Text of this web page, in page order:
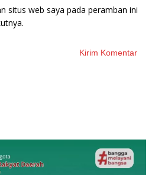
situs web saya pada peramban ini